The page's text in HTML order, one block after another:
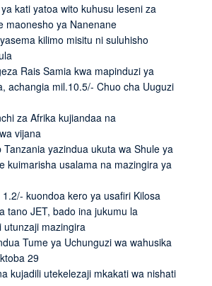
kati yatoa wito kuhusu leseni za
maonesho ya Nanenane
kilimo misitu ni suluhisho
Rais Samia kwa mapinduzi ya
achangia mil.10.5/- Chuo cha Uuguzi
za Afrika kujiandaa na
vijana
Tanzania yazindua ukuta wa Shule ya
kuimarisha usalama na mazingira ya
kuondoa kero ya usafiri Kilosa
tano JET, bado ina jukumu la
utunzaji mazingira
Tume ya Uchunguzi wa wahusika
29
kujadili utekelezaji mkakati wa nishati